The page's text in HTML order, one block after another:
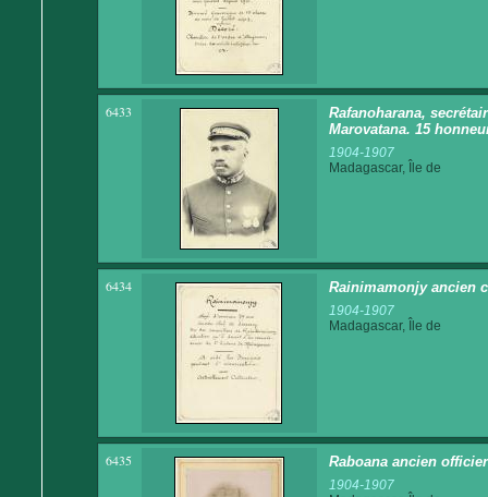
6433
Rafanoharana,
Marovatana. 15
1904-1907
Madagascar, Île de
6434 Rainimamonjy ancien
1904-1907
Madagascar, Île de
6435 Raboana ancien
1904-1907